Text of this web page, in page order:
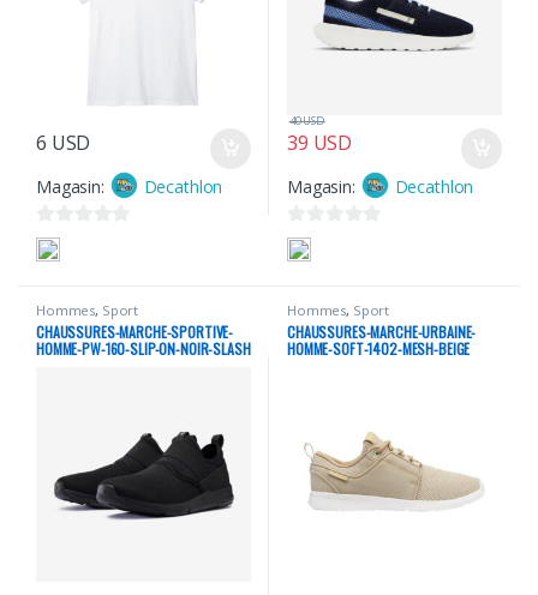
6 USD
Magasin: Decathlon
0
s
r
5
39 USD
40USD
Magasin: Decathlon
0
s
r
5
Hommes, Sport
CHAUSSURES-MARCHE-SPORTIVE-
HOMME-PW-160-SLIP-ON-NOIR-SLASH
Hommes, Sport
CHAUSSURES-MARCHE-URBAINE-
HOMME-SOFT-1402-MESH-BEIGE